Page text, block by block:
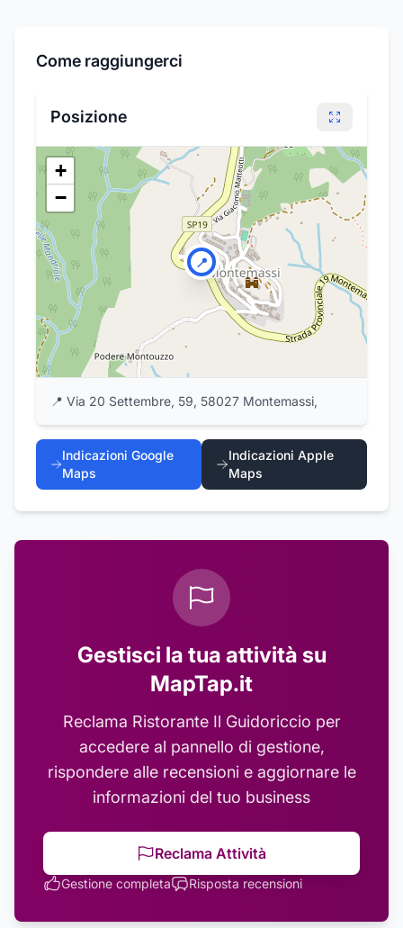
Come raggiungerci
Posizione
📍
+
−
📍 Via 20 Settembre, 59, 58027 Montemassi,
Indicazioni Google
Maps
Indicazioni Apple
Maps
Gestisci la tua attività su
MapTap.it
Reclama Ristorante Il Guidoriccio per
accedere al pannello di gestione,
rispondere alle recensioni e aggiornare le
informazioni del tuo business
Reclama Attività
Gestione completa Risposta recensioni